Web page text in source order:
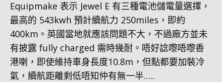
Equipmake 表示 Jewel E 有三種電池儲電量選擇，
最高的 543kwh 預計續航力 250miles，即約
400km。英國當地就應該問題不大，不過廠方並未
有披露 fully charged 需時幾耐。唔好諗嚟唔嚟香
港喇，即使維持車身長度10.8m，但點都要加裝冷
氣，續航距離剩低唔知仲有無一半…..